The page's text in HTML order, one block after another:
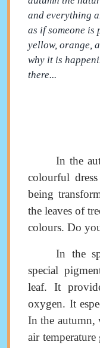
and everything
as if someone is
yellow, orange,
why it is
there...
In the
colourful
being
the leaves of
colours. Do
In the
special
leaf. It
oxygen. It
In the autumn,
air